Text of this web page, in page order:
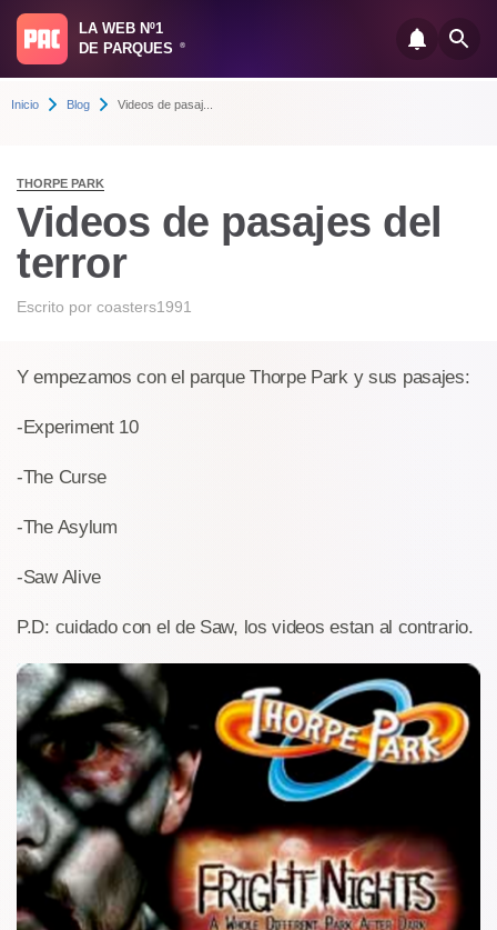
LA WEB Nº1
DE PARQUES
®
Inicio Blog Videos de pasaj...
THORPE PARK
Videos de pasajes del
terror
Escrito por coasters1991
Y empezamos con el parque Thorpe Park y sus pasajes:
-Experiment 10
-The Curse
-The Asylum
-Saw Alive
P.D: cuidado con el de Saw, los videos estan al contrario.